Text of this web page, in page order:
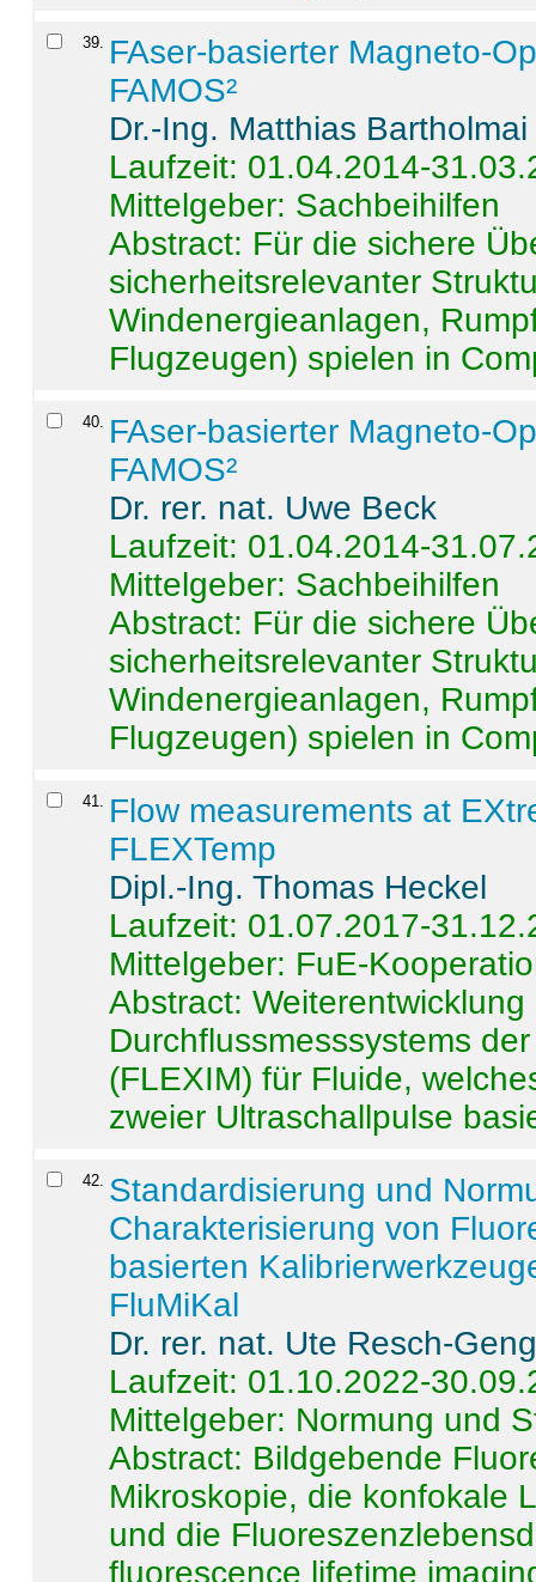
39. FAser-basierter Magneto-
FAMOS²
Dr.-Ing. Matthias Bartholmai
Laufzeit: 01.04.2014-
Mittelgeber: Sachbeihilfen
Abstract: Für die sichere
sicherheitsrelevanter
Windenergieanlagen,
Flugzeugen) spielen in
40. FAser-basierter Magneto-
FAMOS²
Dr. rer. nat. Uwe Beck
Laufzeit: 01.04.2014-
Mittelgeber: Sachbeihilfen
Abstract: Für die sichere
sicherheitsrelevanter
Windenergieanlagen,
Flugzeugen) spielen in
41. Flow measurements at
FLEXTemp
Dipl.-Ing. Thomas Heckel
Laufzeit: 01.07.2017-
Mittelgeber: FuE-
Abstract:
Durchflussmesssystems
(FLEXIM) für Fluide,
zweier Ultraschallpulse
42. Standardisierung und
Charakterisierung von
basierten
FluMiKal
Dr. rer. nat. Ute Resch-
Laufzeit: 01.10.2022-
Mittelgeber: Normung und
Abstract: Bildgebende
Mikroskopie, die konfokale
und die
fluorescence lifetime